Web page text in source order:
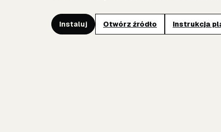
Instaluj Otwórz źródło Instrukcja